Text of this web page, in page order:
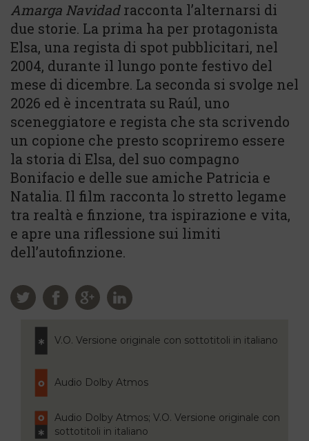
Amarga Navidadracconta l’alternarsi di
due storie. La prima ha per protagonista
Elsa, una regista di spot pubblicitari, nel
2004, durante il lungo ponte festivo del
mese di dicembre. La seconda si svolge nel
2026 ed è incentrata su Raúl, uno
sceneggiatore e regista che sta scrivendo
un copione che presto scopriremo essere
la storia di Elsa, del suo compagno
Bonifacio e delle sue amiche Patricia e
Natalia. Il film racconta lo stretto legame
tra realtà e finzione, tra ispirazione e vita,
e apre una riflessione sui limiti
dell’autofinzione.
V.O. Versione originale con sottotitoli in italiano
Audio Dolby Atmos
Audio Dolby Atmos; V.O. Versione originale con
sottotitoli in italiano